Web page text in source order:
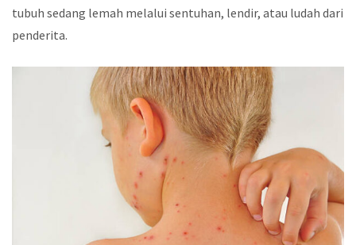
tubuh sedang lemah melalui sentuhan, lendir, atau ludah dari
penderita.